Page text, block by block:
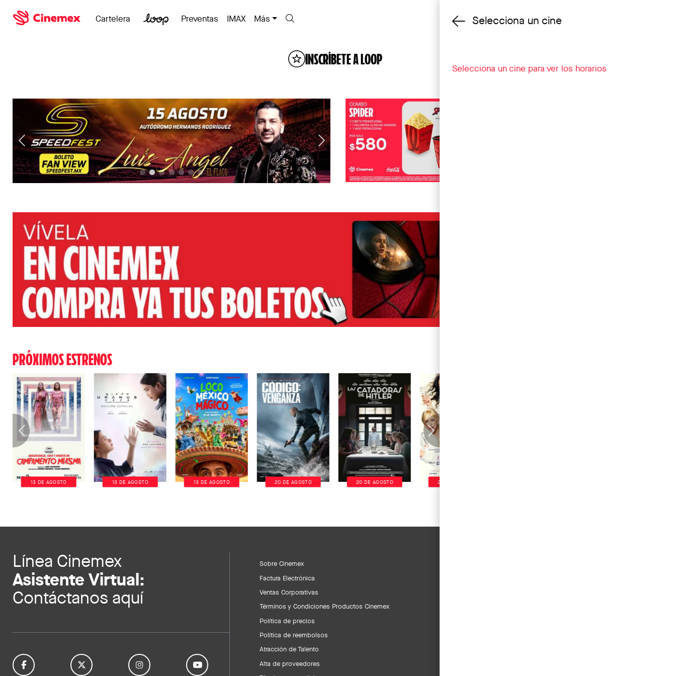
Cambiar cine
Cartelera Preventas IMAX Más
INSCRÍBETE A LOOP
PRÓXIMOS ESTRENOS
13 DE AGOSTO 13 DE AGOSTO 13 DE AGOSTO 20 DE AGOSTO 20 DE AGOSTO 20 DE AGOSTO
Línea Cinemex
Asistente Virtual:
Contáctanos aquí
Sobre Cinemex
Factura Electrónica
Ventas Corporativas
Términos y Condiciones Productos Cinemex
Política de precios
Política de reembolsos
Atracción de Talento
Alta de proveedores
Selecciona un cine
Selecciona un cine para ver los horarios